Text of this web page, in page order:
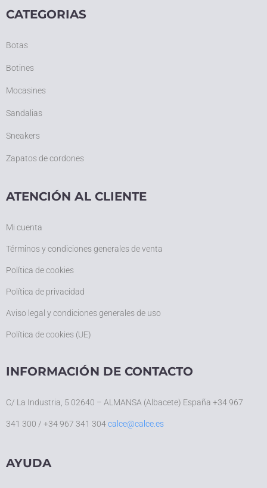
CATEGORIAS
Botas
Botines
Mocasines
Sandalias
Sneakers
Zapatos de cordones
ATENCIÓN AL CLIENTE
Mi cuenta
Términos y condiciones generales de venta
Política de cookies
Política de privacidad
Aviso legal y condiciones generales de uso
Política de cookies (UE)
INFORMACIÓN DE CONTACTO
C/ La Industria, 5 02640 – ALMANSA (Albacete) España +34 967
341 300 / +34 967 341 304calce@calce.es
AYUDA